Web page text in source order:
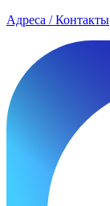
Адреса / Контакты